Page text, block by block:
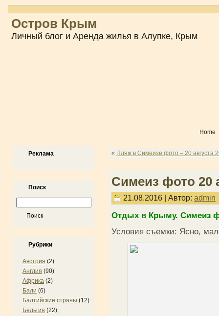
Остров Крым
Личный блог и Аренда жилья в Алупке, Крым
Home
Реклама
Поиск
Рубрики
Австрия (2)
Англия (90)
Африка (2)
Бали (6)
Балтийские страны (12)
Бельгия (22)
« Пляж в Симеизе фото – 20 августа
Симеиз фото 20
21.08.2016 | Автор: admin
Отдых в Крыму. Симеиз
Условия съемки: Ясно,